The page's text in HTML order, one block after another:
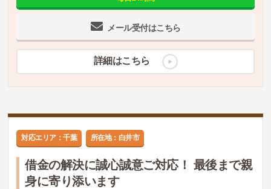
メール受付はこちら
詳細はこちら
対応エリア：千葉 所在地：白井市
借金の解決に誠心誠意ご対応！ 最後まで親
身に寄り添います